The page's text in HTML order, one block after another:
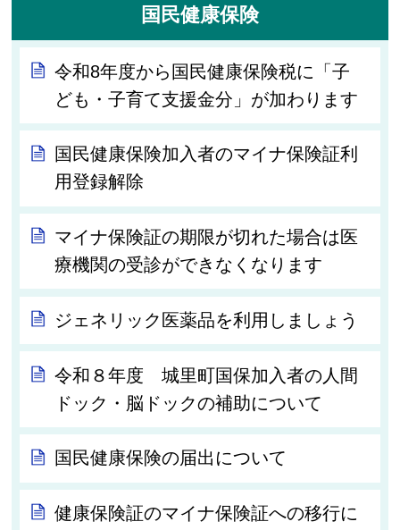
国民健康保険
令和8年度から国民健康保険税に「子
ども・子育て支援金分」が加わります
国民健康保険加入者のマイナ保険証利
用登録解除
マイナ保険証の期限が切れた場合は医
療機関の受診ができなくなります
ジェネリック医薬品を利用しましょう
令和８年度 城里町国保加入者の人間
ドック・脳ドックの補助について
国民健康保険の届出について
健康保険証のマイナ保険証への移行に